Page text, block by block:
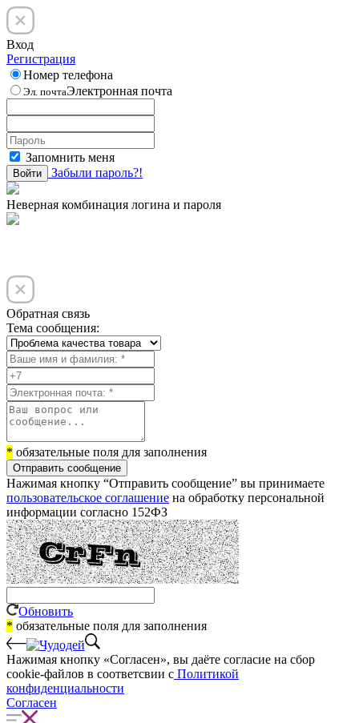
Вход
Регистрация
Номер телефона
Эл. почтаЭлектронная почта
Запомнить меня
Войти Забыли пароль?!
Неверная комбинация логина и пароля
Обратная связь
Тема сообщения:
* обязательные поля для заполнения
Отправить сообщение
Нажимая кнопку “Отправить сообщение” вы принимаете
пользовательское соглашение на обработку персональной
информации согласно 152ФЗ
Обновить
* обязательные поля для заполнения
Нажимая кнопку «Согласен», вы даёте cогласие на сбор
cookie-файлов в соответсвии с Политикой
конфиденциальности
Согласен